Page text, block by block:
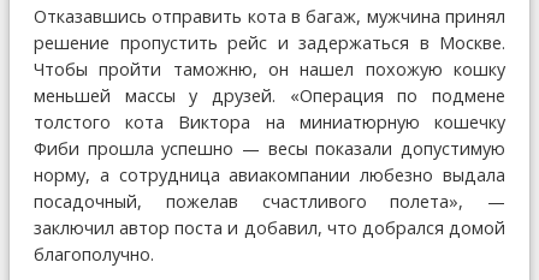
Отказавшись отправить кота в багаж, мужчина принял
решение пропустить рейс и задержаться в Москве.
Чтобы пройти таможню, он нашел похожую кошку
меньшей массы у друзей. «Операция по подмене
толстого кота Виктора на миниатюрную кошечку
Фиби прошла успешно — весы показали допустимую
норму, а сотрудница авиакомпании любезно выдала
посадочный, пожелав счастливого полета», —
заключил автор поста и добавил, что добрался домой
благополучно.